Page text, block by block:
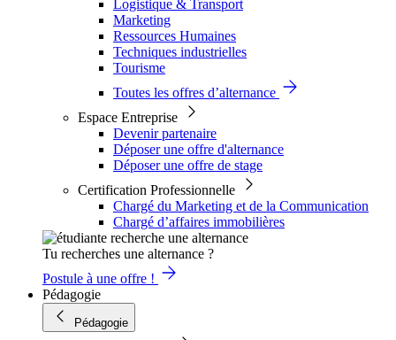
Logistique & Transport
Marketing
Ressources Humaines
Techniques industrielles
Tourisme
Toutes les offres d’alternance
Espace Entreprise
Devenir partenaire
Déposer une offre d'alternance
Déposer une offre de stage
Certification Professionnelle
Chargé du Marketing et de la Communication
Chargé d’affaires immobilières
Tu recherches une alternance ?
Postule à une offre !
Pédagogie
Pédagogie